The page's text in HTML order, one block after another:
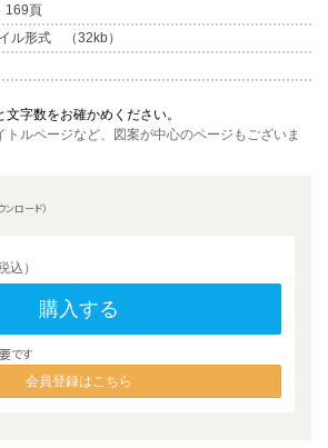
頁
ル形式 （32kb）
字数をお確かめください。
トルページなど、図案が中心のページもございま
ンロード）
込）
購入する
です
会員登録はこちら